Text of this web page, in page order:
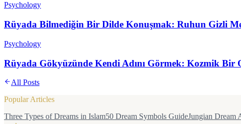
Psychology
Rüyada Bilmediğin Bir Dilde Konuşmak: Ruhun Gizli
Psychology
Rüyada Gökyüzünde Kendi Adını Görmek: Kozmik Bir
All Posts
Popular Articles
Three Types of Dreams in Islam50 Dream Symbols GuideJungian Dream